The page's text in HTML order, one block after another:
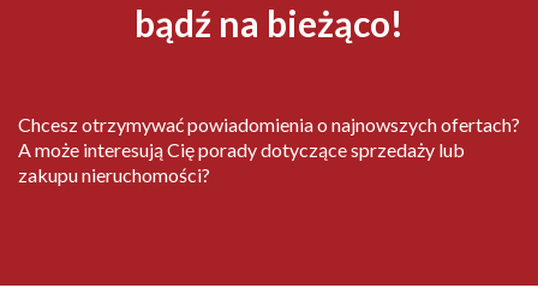
bądź na bieżąco!
Chcesz otrzymywać powiadomienia o najnowszych ofertach?
A może interesują Cię porady dotyczące sprzedaży lub
zakupu nieruchomości?